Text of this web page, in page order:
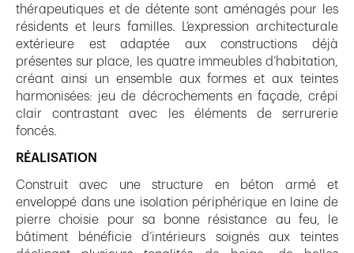
thérapeutiques et de détente sont aménagés pour les
résidents et leurs familles. L’expression architecturale
extérieure est adaptée aux constructions déjà
présentes sur place, les quatre immeubles d’habitation,
créant ainsi un ensemble aux formes et aux teintes
harmonisées: jeu de décrochements en façade, crépi
clair contrastant avec les éléments de serrurerie
foncés.
RÉALISATION
Construit avec une structure en béton armé et
enveloppé dans une isolation périphérique en laine de
pierre choisie pour sa bonne résistance au feu, le
bâtiment bénéficie d’intérieurs soignés aux teintes